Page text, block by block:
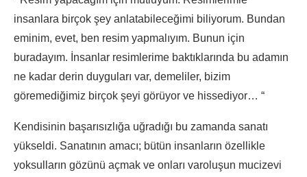
insanlara birçok şey anlatabileceğimi biliyorum. Bundan
eminim, evet, ben resim yapmalıyım. Bunun için
buradayım. İnsanlar resimlerime baktıklarında bu adamın
ne kadar derin duyguları var, demeliler, bizim
göremediğimiz birçok şeyi görüyor ve hissediyor… “
Kendisinin başarısızlığa uğradığı bu zamanda sanatı
yükseldi. Sanatının amacı; bütün insanların özellikle
yoksulların gözünü açmak ve onları varoluşun mucizevi